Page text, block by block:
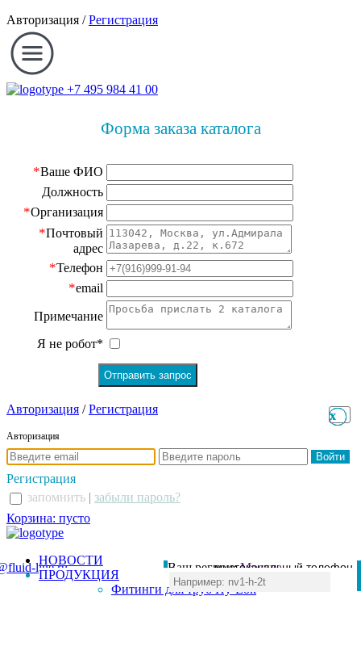
Авторизация /Регистрация
+7 495 984 41 00
Форма заказа каталога
*Ваше ФИО
Должность
*Организация
*Почтовый
адрес
*Телефон
*email
Примечание
Я не робот*
Авторизация /Регистрация x
x
Авторизация
Регистрация
запомнить
забыли пароль?
Корзина: пусто
line.ru многоканальный телефон
+7 (495) 984-41-00
Ваш регион:Москва
НОВОСТИ
ПРОДУКЦИЯ
Фитинги для труб Hy-Lok